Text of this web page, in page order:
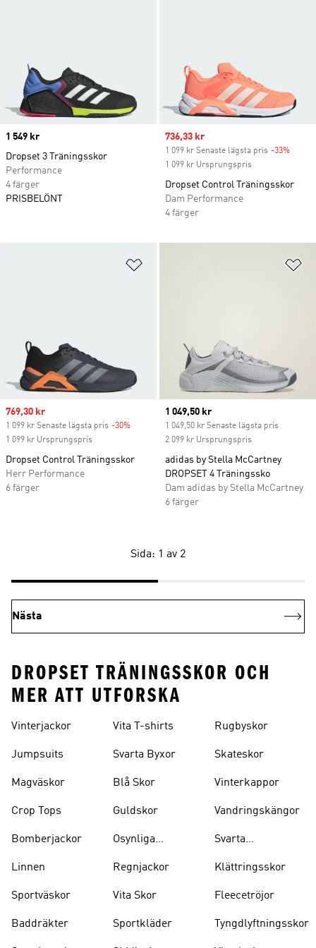
Price
1 549 kr
Dropset 3 Träningsskor
Performance
4 färger
PRISBELÖNT
Sale price
736,33 kr
1 099 kr Senaste lägsta pris -33%
1 099 kr Ursprungspris
Dropset Control Träningsskor
Dam Performance
4 färger
Sale price
769,30 kr
1 099 kr Senaste lägsta pris -30%
1 099 kr Ursprungspris
Dropset Control Träningsskor
Herr Performance
6 färger
Current price
1 049,50 kr
1 049,50 kr Senaste lägsta pris
2 099 kr Ursprungspris
adidas by Stella McCartney
DROPSET 4 Träningssko
Dam adidas by Stella McCartney
6 färger
Sida: 1 av 2
Nästa
DROPSET TRÄNINGSSKOR OCH
MER ATT UTFORSKA
Vinterjackor
Jumpsuits
Magväskor
Crop Tops
Bomberjackor
Linnen
Sportväskor
Baddräkter
Vita T-shirts
Svarta Byxor
Blå Skor
Guldskor
Osynliga
Regnjackor
Vita Skor
Sportkläder
Rugbyskor
Skateskor
Vinterkappor
Vandringskängor
Svarta
Klättringsskor
Fleecetröjor
Tyngdlyftningsskor